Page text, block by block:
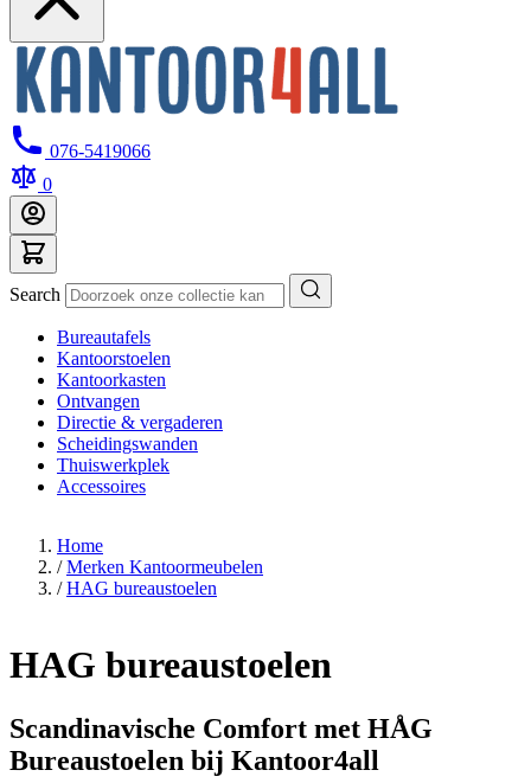
076-5419066
0
Search
Bureautafels
Kantoorstoelen
Kantoorkasten
Ontvangen
Directie & vergaderen
Scheidingswanden
Thuiswerkplek
Accessoires
Home
/ Merken Kantoormeubelen
/ HAG bureaustoelen
HAG bureaustoelen
Scandinavische Comfort met HÅG
Bureaustoelen bij Kantoor4all